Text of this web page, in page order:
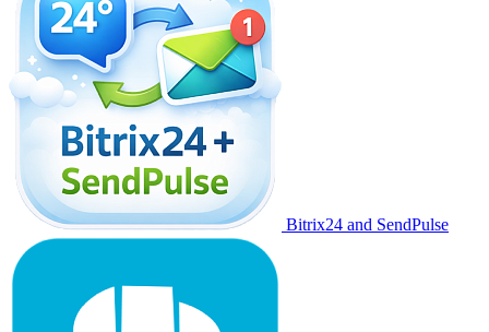
Bitrix24 and SendPulse